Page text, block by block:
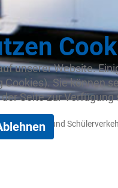
| Nah -und
unserer Website.
Cookies). Sie können
Seite zur Verfügung